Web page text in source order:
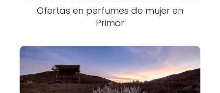
Ofertas en perfumes de mujer en
Primor